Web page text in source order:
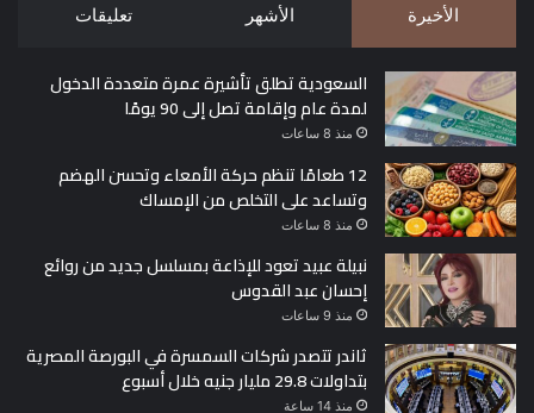
47.63 جنيه للبيع.
سعر الدولار في بنك قناة السويس
47.56 جنيه للشراء.
الأخيرة الأشهر تعليقات
السعودية تطلق تأشيرة عمرة متعددة الدخول
لمدة عام وإقامة تصل إلى 90 يومًا
منذ 8 ساعات
12 طعامًا تنظم حركة الأمعاء وتحسن الهضم
وتساعد على التخلص من الإمساك
منذ 8 ساعات
نبيلة عبيد تعود للإذاعة بمسلسل جديد من روائع
إحسان عبد القدوس
منذ 9 ساعات
ثاندر تتصدر شركات السمسرة في البورصة المصرية
بتداولات 29.8 مليار جنيه خلال أسبوع
منذ 14 ساعة